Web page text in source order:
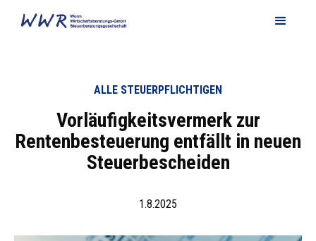
ALLE STEUERPFLICHTIGEN
Vorläufigkeitsvermerk zur
Rentenbesteuerung entfällt in neuen
Steuerbescheiden
1.8.2025